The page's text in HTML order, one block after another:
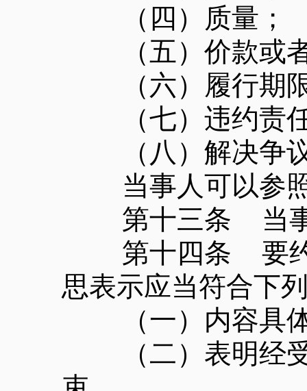
（四）质量；
（五）价款或
（六）履行期限
（七）违约责
（八）解决争议
当事人可以参照
第十三条 当事
第十四条 要约
思表示应当符合下
（一）内容具
（二）表明经受